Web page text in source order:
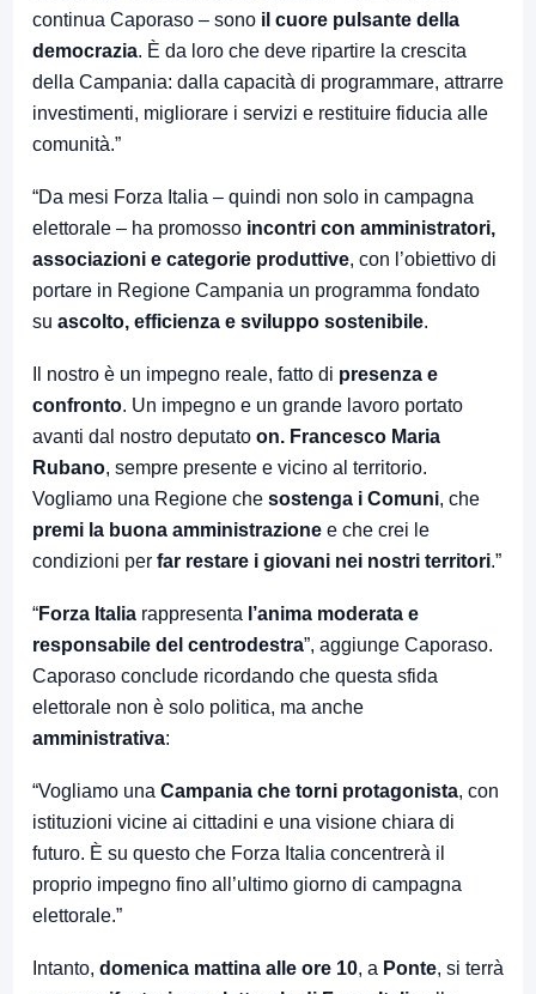
continua Caporaso – sono il cuore pulsante della
democrazia. È da loro che deve ripartire la crescita
della Campania: dalla capacità di programmare, attrarre
investimenti, migliorare i servizi e restituire fiducia alle
comunità.”
“Da mesi Forza Italia – quindi non solo in campagna
elettorale – ha promosso incontri con amministratori,
associazioni e categorie produttive, con l’obiettivo di
portare in Regione Campania un programma fondato
su ascolto, efficienza e sviluppo sostenibile.
Il nostro è un impegno reale, fatto di presenza e
confronto. Un impegno e un grande lavoro portato
avanti dal nostro deputato on. Francesco Maria
Rubano, sempre presente e vicino al territorio.
Vogliamo una Regione che sostenga i Comuni, che
premi la buona amministrazione e che crei le
condizioni per far restare i giovani nei nostri territori.”
“Forza Italia rappresenta l’anima moderata e
responsabile del centrodestra”, aggiunge Caporaso.
Caporaso conclude ricordando che questa sfida
elettorale non è solo politica, ma anche
amministrativa:
“Vogliamo una Campania che torni protagonista, con
istituzioni vicine ai cittadini e una visione chiara di
futuro. È su questo che Forza Italia concentrerà il
proprio impegno fino all’ultimo giorno di campagna
elettorale.”
Intanto, domenica mattina alle ore 10, a Ponte, si terrà